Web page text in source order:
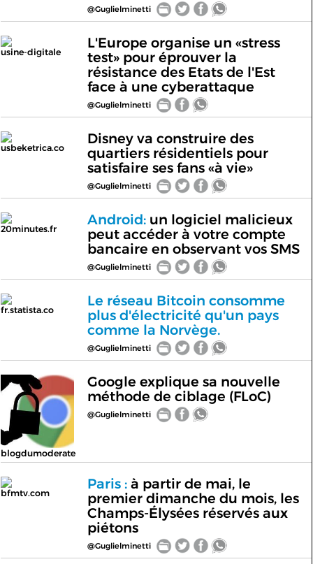
@Guglielminetti
usine-digitale
L'Europe organise un «stress
test» pour éprouver la
résistance des Etats de l'Est
face à une cyberattaque
@Guglielminetti
usbeketrica.co
Disney va construire des
quartiers résidentiels pour
satisfaire ses fans «à vie»
@Guglielminetti
20minutes.fr
Android:un logiciel malicieux
peut accéder à votre compte
bancaire en observant vos SMS
@Guglielminetti
fr.statista.co
Le réseau Bitcoin consomme
plus d'électricité qu'un pays
comme la Norvège.
@Guglielminetti
blogdumoderate
Google explique sa nouvelle
méthode de ciblage (FLoC)
@Guglielminetti
bfmtv.com
Paris :à partir de mai, le
premier dimanche du mois, les
Champs-Élysées réservés aux
piétons
@Guglielminetti